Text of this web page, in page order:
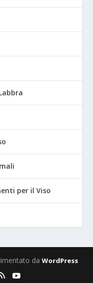
per il Viso
da WordPress